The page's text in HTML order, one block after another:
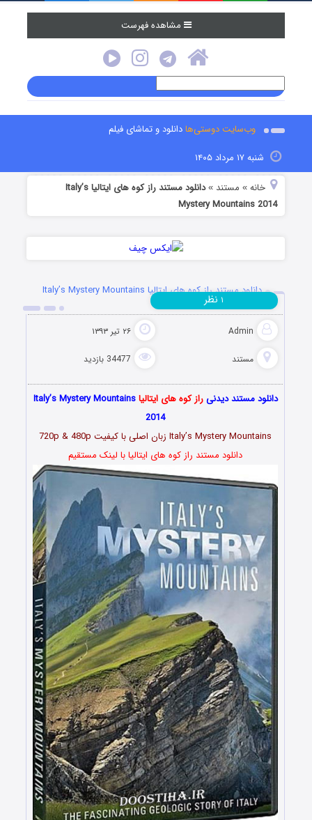
مشاهده فهرست
وب‌سایت دوستی‌هادانلود و تماشای فیلم
شنبه ۱۷ مرداد ۱۴۰۵
خانه » مستند »
دانلود مستند راز کوه های ایتالیا Italy’s
Mystery Mountains 2014
دانلود مستند راز کوه های ایتالیا Italy’s Mystery Mountains
2014
Admin ۲۶ تیر ۱۳۹۳
مستند 34477 بازدید
۱ نظر
دانلود مستند دیدنیراز کوه های ایتالیا Italy’s Mystery Mountains
2014
Italy’s Mystery Mountains زبان اصلی با کیفیت 720p & 480p
دانلود مستند راز کوه های ایتالیا با لینک مستقیم